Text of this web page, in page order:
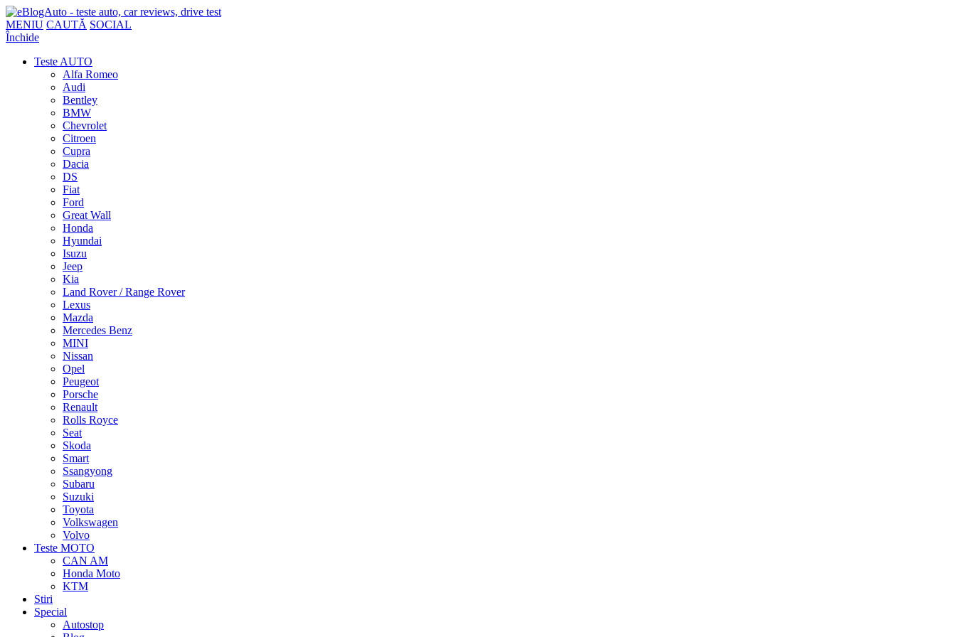
MENIU CAUTĂ SOCIAL
Închide
Teste AUTO
Alfa Romeo
Audi
Bentley
BMW
Chevrolet
Citroen
Cupra
Dacia
DS
Fiat
Ford
Great Wall
Honda
Hyundai
Isuzu
Jeep
Kia
Land Rover / Range Rover
Lexus
Mazda
Mercedes Benz
MINI
Nissan
Opel
Peugeot
Porsche
Renault
Rolls Royce
Seat
Skoda
Smart
Ssangyong
Subaru
Suzuki
Toyota
Volkswagen
Volvo
Teste MOTO
CAN AM
Honda Moto
KTM
Stiri
Special
Autostop